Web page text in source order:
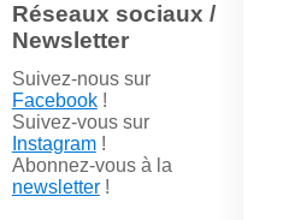
Réseaux sociaux /
Newsletter
Suivez-nous sur
Facebook!
Suivez-vous sur
Instagram!
Abonnez-vous à la
newsletter!